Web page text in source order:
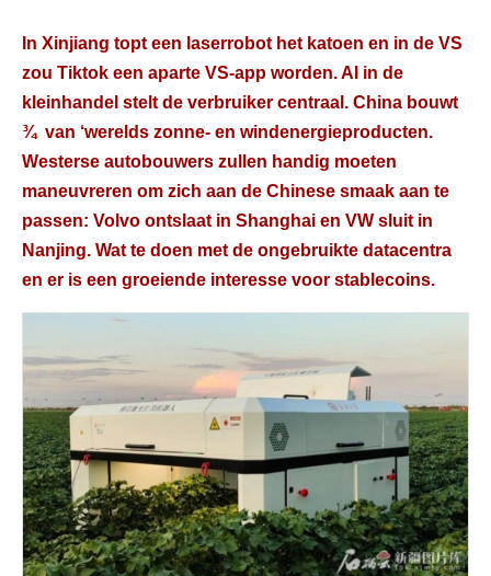
In Xinjiang topt een laserrobot het katoen en in de VS
zou Tiktok een aparte VS-app worden. AI in de
kleinhandel stelt de verbruiker centraal. China bouwt
¾ van ‘werelds zonne- en windenergieproducten.
Westerse autobouwers zullen handig moeten
maneuvreren om zich aan de Chinese smaak aan te
passen: Volvo ontslaat in Shanghai en VW sluit in
Nanjing. Wat te doen met de ongebruikte datacentra
en er is een groeiende interesse voor stablecoins.